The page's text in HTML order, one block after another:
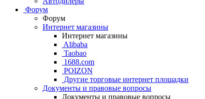
Форум
Форум
Интернет магазины
Интернет магазины
Alibaba
Taobao
1688.com
POIZON
Другие торговые интернет площадки
Документы и правовые вопросы
Документы и правовые вопросы